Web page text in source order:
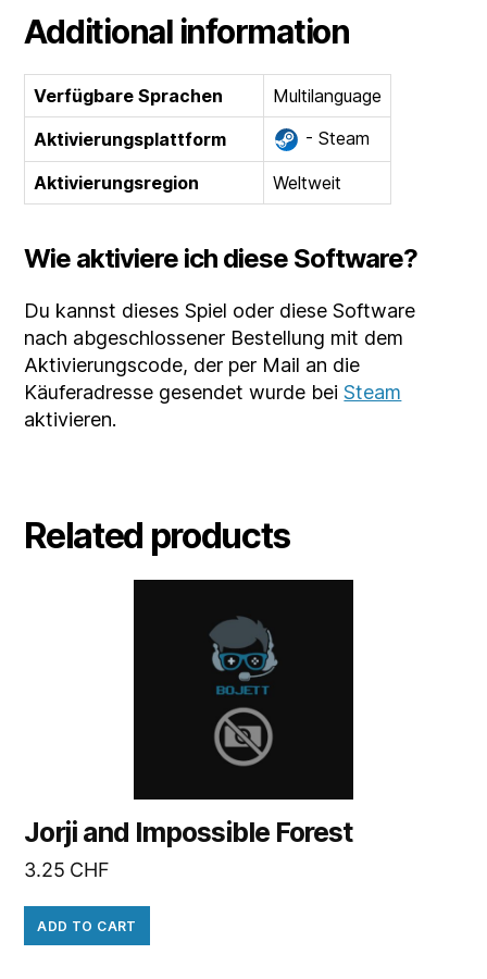
Additional information
Verfügbare Sprachen
Multilanguage
Aktivierungsplattform
- Steam
Aktivierungsregion Weltweit
Wie aktiviere ich diese Software?
Du kannst dieses Spiel oder diese Software
nach abgeschlossener Bestellung mit dem
Aktivierungscode, der per Mail an die
Käuferadresse gesendet wurde beiSteam
aktivieren.
Related products
Jorji and Impossible Forest
3.25 CHF
ADD TO CART